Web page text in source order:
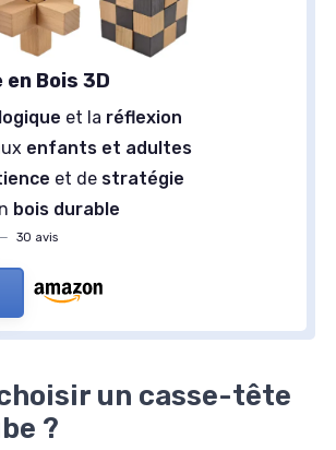
Bois 3D
logique et la réflexion
enfants et adultes
et de stratégie
bois durable
— 30 avis
un casse-tête
?